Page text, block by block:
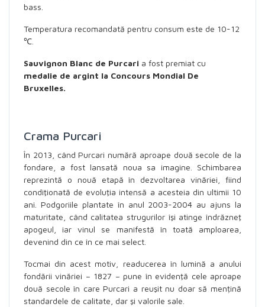
bass.
Temperatura recomandată pentru consum este de 10-12
℃.
Sauvignon Blanc de Purcari a fost premiat cu
medalie de argint la Concours Mondial De
Bruxelles.
Crama Purcari
În 2013, când Purcari numără aproape două secole de la
fondare, a fost lansată noua sa imagine. Schimbarea
reprezintă o nouă etapă în dezvoltarea vinăriei, fiind
condiţionată de evoluţia intensă a acesteia din ultimii 10
ani. Podgoriile plantate în anul 2003-2004 au ajuns la
maturitate, când calitatea strugurilor îşi atinge îndrăzneţ
apogeul, iar vinul se manifestă în toată amploarea,
devenind din ce în ce mai select.
Tocmai din acest motiv, readucerea în lumină a anului
fondării vinăriei – 1827 – pune în evidenţă cele aproape
două secole în care Purcari a reuşit nu doar să mențină
standardele de calitate, dar şi valorile sale.